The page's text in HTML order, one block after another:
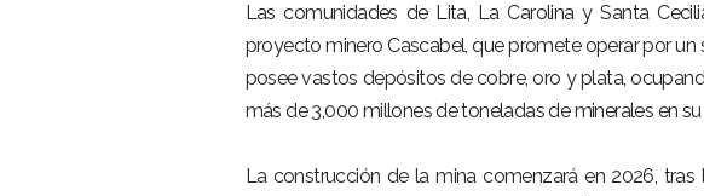
Las comunidades de Lita, La Carolina y Santa
proyecto minero Cascabel, que promete operar por
posee vastos depósitos de cobre, oro y plata,
más de 3,000 millones de toneladas de minerales en
La construcción de la mina comenzará en 2026,